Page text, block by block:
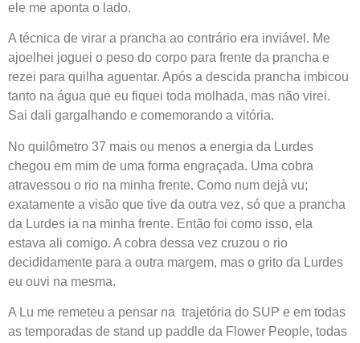
ele me aponta o lado.
A técnica de virar a prancha ao contrário era inviável. Me
ajoelhei joguei o peso do corpo para frente da prancha e
rezei para quilha aguentar. Após a descida prancha imbicou
tanto na água que eu fiquei toda molhada, mas não virei.
Sai dali gargalhando e comemorando a vitória.
No quilômetro 37 mais ou menos a energia da Lurdes
chegou em mim de uma forma engraçada. Uma cobra
atravessou o rio na minha frente. Como num dejà vu;
exatamente a visão que tive da outra vez, só que a prancha
da Lurdes ia na minha frente. Então foi como isso, ela
estava ali comigo. A cobra dessa vez cruzou o rio
decididamente para a outra margem, mas o grito da Lurdes
eu ouvi na mesma.
A Lu me remeteu a pensar na trajetória do SUP e em todas
as temporadas de stand up paddle da Flower People, todas